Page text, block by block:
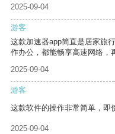
2025-09-04
游客
这款加速器app简直是居家旅
作办公，都能畅享高速网络，
2025-09-04
游客
这款软件的操作非常简单，即
2025-09-04